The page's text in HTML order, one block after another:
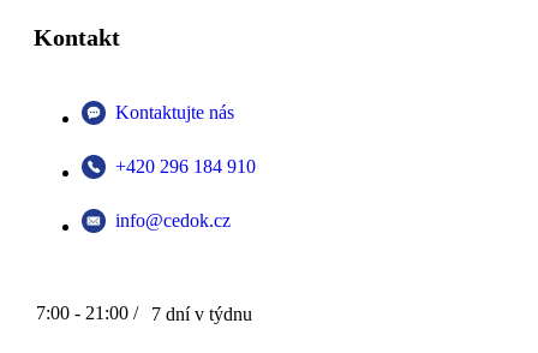
Kontakt
Kontaktujte nás
+420 296 184 910
info@cedok.cz
7:00 - 21:00 / 7 dní v týdnu